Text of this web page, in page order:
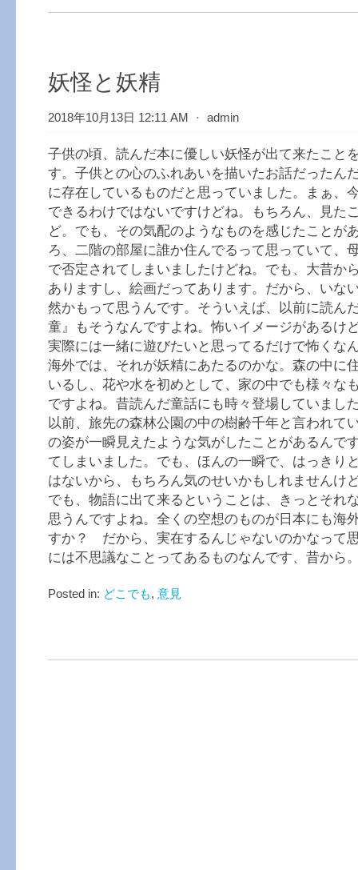
妖怪と妖精
2018年10月13日 12:11 AM ⋅ admin
子供の頃、読んだ本に優しい妖怪が出て来たこと
す。子供との心のふれあいを描いたお話だったん
に存在しているものだと思っていました。まぁ、
できるわけではないですけどね。もちろん、見た
ど。でも、その気配のようなものを感じたことが
ろ、二階の部屋に誰か住んでるって思っていて、
で否定されてしまいましたけどね。でも、大昔か
ありますし、絵画だってあります。だから、いな
然かもって思うんです。そういえば、以前に読ん
童』もそうなんですよね。怖いイメージがあるけ
実際には一緒に遊びたいと思ってるだけで怖くな
海外では、それが妖精にあたるのかな。森の中に
いるし、花や水を初めとして、家の中でも様々な
ですよね。昔読んだ童話にも時々登場していまし
以前、旅先の森林公園の中の樹齢千年と言われて
の姿が一瞬見えたような気がしたことがあるんで
てしまいました。でも、ほんの一瞬で、はっきり
はないから、もちろん気のせいかもしれませんけ
でも、物語に出て来るということは、きっとそれ
思うんですよね。全くの空想のものが日本にも海
すか？ だから、実在するんじゃないのかなって
には不思議なことってあるものなんです、昔から
Posted in: どこでも, 意見